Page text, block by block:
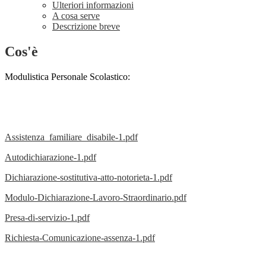
Ulteriori informazioni
A cosa serve
Descrizione breve
Cos'è
Modulistica Personale Scolastico:
Assistenza_familiare_disabile-1.pdf
Autodichiarazione-1.pdf
Dichiarazione-sostitutiva-atto-notorieta-1.pdf
Modulo-Dichiarazione-Lavoro-Straordinario.pdf
Presa-di-servizio-1.pdf
Richiesta-Comunicazione-assenza-1.pdf